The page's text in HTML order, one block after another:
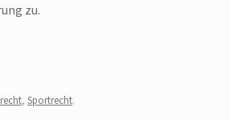
zu.
, Sportrecht.